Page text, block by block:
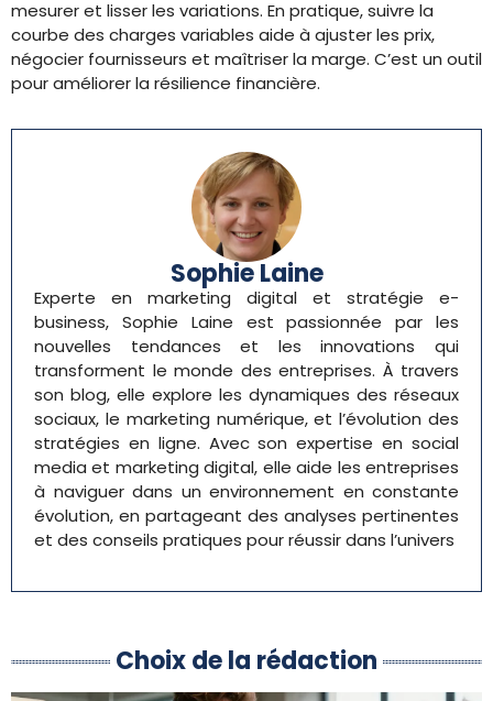
mesurer et lisser les variations. En pratique, suivre la
courbe des charges variables aide à ajuster les prix,
négocier fournisseurs et maîtriser la marge. C’est un outil
pour améliorer la résilience financière.
Sophie Laine
Experte en marketing digital et stratégie e-
business, Sophie Laine est passionnée par les
nouvelles tendances et les innovations qui
transforment le monde des entreprises. À travers
son blog, elle explore les dynamiques des réseaux
sociaux, le marketing numérique, et l’évolution des
stratégies en ligne. Avec son expertise en social
media et marketing digital, elle aide les entreprises
à naviguer dans un environnement en constante
évolution, en partageant des analyses pertinentes
et des conseils pratiques pour réussir dans l’univers
Choix de la rédaction